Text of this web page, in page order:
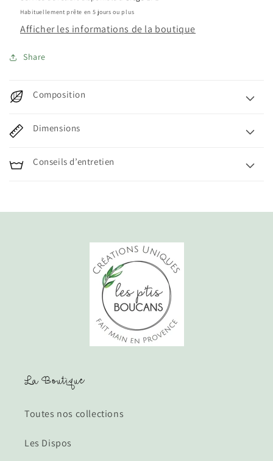
partir
3
-
partir
3
Habituellement prête en 5 jours ou plus
Afficher les informations de la boutique
Share
Composition
Dimensions
Conseils d’entretien
La Boutique
Toutes nos collections
Les Dispos